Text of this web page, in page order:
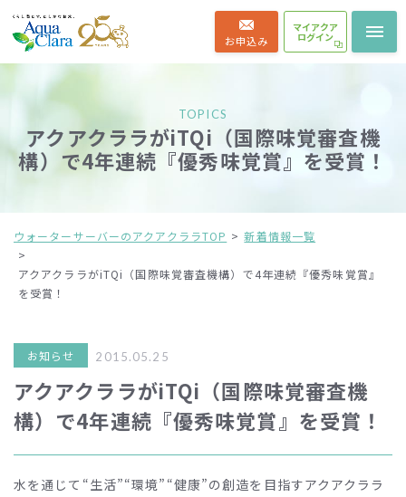
お申込み
マイアクア
ログイン
TOPICS
アクアクララがiTQi（国際味覚審査機
構）で4年連続『優秀味覚賞』を受賞！
ウォーターサーバーのアクアクララTOP 新着情報一覧
アクアクララがiTQi（国際味覚審査機構）で4年連続『優秀味覚賞』
を受賞！
お知らせ 2015.05.25
アクアクララがiTQi（国際味覚審査機
構）で4年連続『優秀味覚賞』を受賞！
水を通じて“生活”“環境”“健康”の創造を目指すアクアクララ